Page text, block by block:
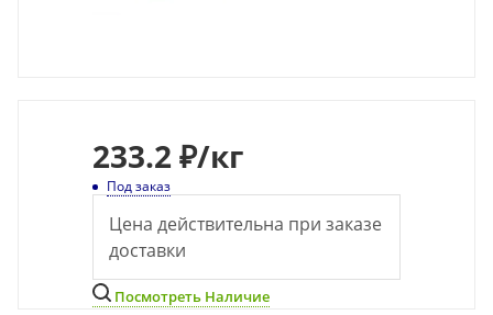
233.2 ₽/кг
Под заказ
Цена действительна при заказе
доставки
Посмотреть Наличие